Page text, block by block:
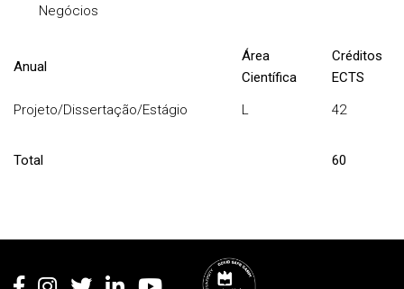
Negócios
Anual
Área
Científica
Créditos
ECTS
Projeto/Dissertação/Estágio
L 42
Total 60